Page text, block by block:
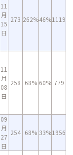
11
月
15
日
273 262%46%1119
11
月
08
日
258 68% 60% 779
09
月
27
日
254 68% 33%1956